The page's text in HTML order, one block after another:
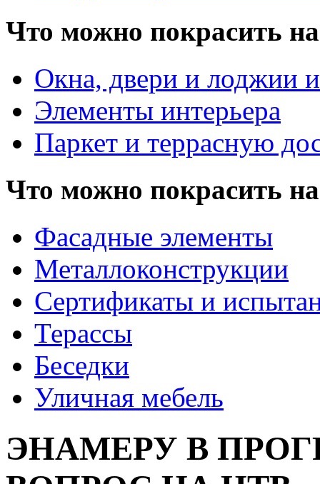
Что можно покрасить
Окна, двери и лоджии
Элементы интерьера
Паркет и террасную
Что можно покрасить на
Фасадные элементы
Металлоконструкции
Сертификаты и
Терассы
Беседки
Уличная мебель
ЭНАМЕРУ В